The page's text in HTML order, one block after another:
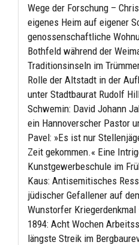
Wege der Forschung –
eigenes Heim auf eigener
genossenschaftliche
Bothfeld während der
Traditionsinseln im
Rolle der Altstadt in der
unter Stadtbaurat Rudolf
Schwemin: David Johann
ein Hannoverscher Pastor
Pavel: »Es ist nur
Zeit gekommen.« Eine
Kunstgewerbeschule im
Kaus: Antisemitisches
jüdischer Gefallener auf
Wunstorfer
1894: Acht Wochen
längste Streik im